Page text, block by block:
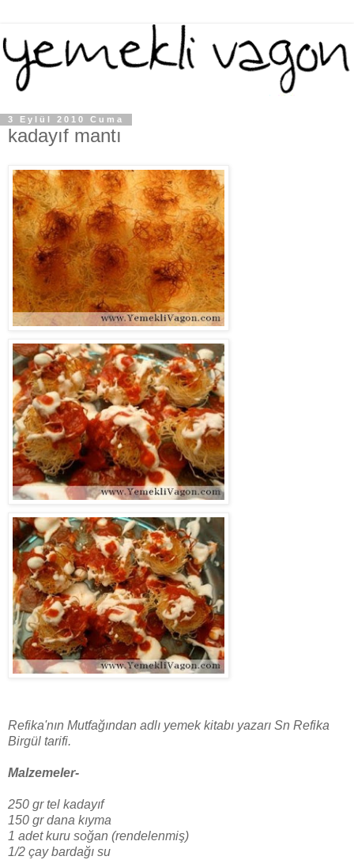
3 Eylül 2010 Cuma
kadayıf mantı
Refika'nın Mutfağından adlı yemek kitabı yazarı Sn Refika
Birgül tarifi.
Malzemeler-
250 gr tel kadayıf
150 gr dana kıyma
1 adet kuru soğan (rendelenmiş)
1/2 çay bardağı su